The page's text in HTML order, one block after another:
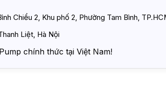
Chiểu 2, Khu phố 2, Phường Tam Bình,
Liệt, Hà Nội
chính thức tại Việt Nam!